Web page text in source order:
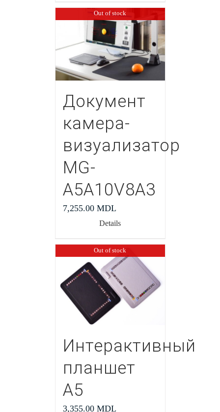
Out of stock
Документ
камера-
визуализатор
MG-
A5A10V8A3
7,255.00 MDL
Details
Out of stock
Интерактивный
планшет
А5
3,355.00 MDL